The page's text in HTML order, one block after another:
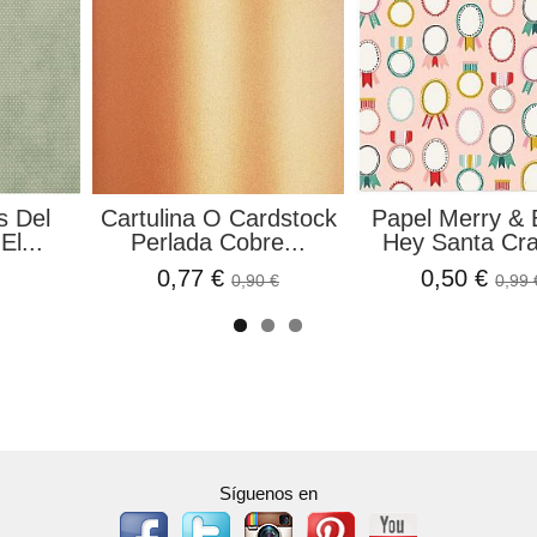
Set de Papeles Songs
Of The Sea...
5,46 €7,27 €
Molde
Resina
3,39 €
Síguenos en